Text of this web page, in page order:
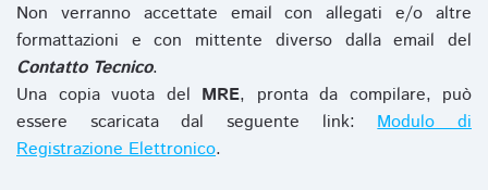
Non verranno accettate email con allegati e/o altre
formattazioni e con mittente diverso dalla email del
Contatto Tecnico.
Una copia vuota del MRE, pronta da compilare, può
essere scaricata dal seguente link:Modulo di
Registrazione Elettronico.